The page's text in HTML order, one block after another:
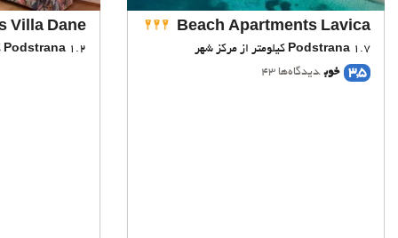
Beach Apartments Lavica
Podstrana 1.7 کیلومتر از مرکز شهر
3,5 خوب دیدگاه‌ها 43
Villa Dane
Podstrana 1.2 کیلومتر از مرکز شهر